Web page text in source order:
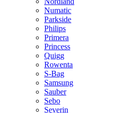
Numatic
Parkside
Philips
Primera
Princess
Quigg
Rowenta
S-Bag
Samsung
Sauber
Sebo
Severin